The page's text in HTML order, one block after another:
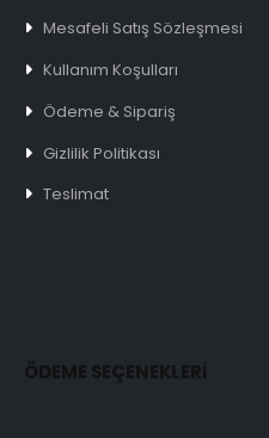
Mesafeli Satış Sözleşmesi
Kullanım Koşulları
Ödeme & Sipariş
Gizlilik Politikası
Teslimat
ÖDEME SEÇENEKLERİ